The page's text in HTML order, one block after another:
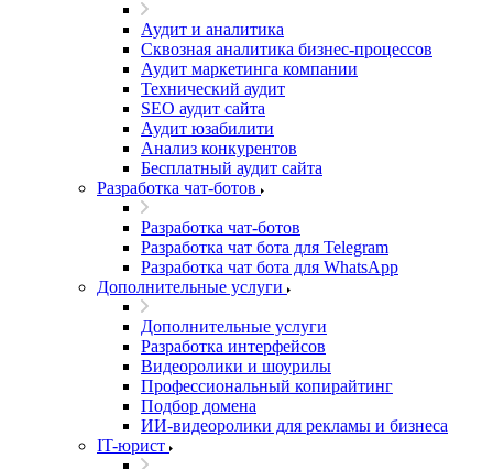
Аудит и аналитика
Сквозная аналитика бизнес-процессов
Аудит маркетинга компании
Технический аудит
SEO аудит сайта
Аудит юзабилити
Анализ конкурентов
Бесплатный аудит сайта
Разработка чат-ботов
Разработка чат-ботов
Разработка чат бота для Telegram
Разработка чат бота для WhatsApp
Дополнительные услуги
Дополнительные услуги
Разработка интерфейсов
Видеоролики и шоурилы
Профессиональный копирайтинг
Подбор домена
ИИ-видеоролики для рекламы и бизнеса
IT-юрист